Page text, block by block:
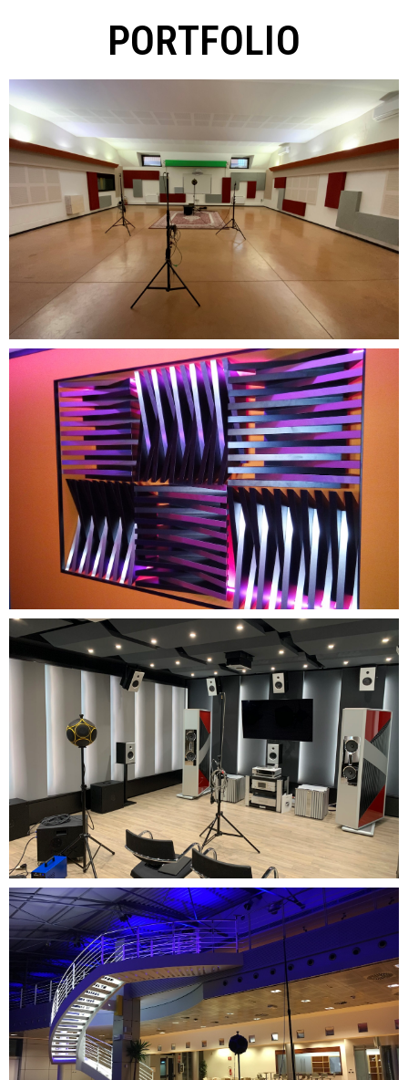
PORTFOLIO